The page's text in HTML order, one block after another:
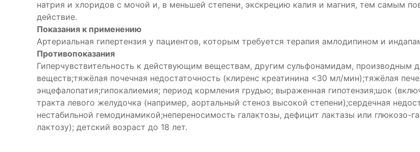
натрия и хлоридов с мочой и, в меньшей степени, экскрецию калия и магния, тем самым
действие.
Показания к применению
Артериальная гипертензия у пациентов, которым требуется терапия амлодипином и
Противопоказания
Гиперчувствительность к действующим веществам, другим сульфонамидам, производным
веществ;тяжёлая почечная недостаточность (клиренс креатинина <30 мл/мин);тяжёлая
энцефалопатия;гипокалиемия; период кормления грудью; выраженная гипотензия;шок
тракта левого желудочка (например, аортальный стеноз высокой степени);сердечная
нестабильной гемодинамикой;непереносимость галактозы, дефицит лактазы или глюкозо-
лактозу); детский возраст до 18 лет.